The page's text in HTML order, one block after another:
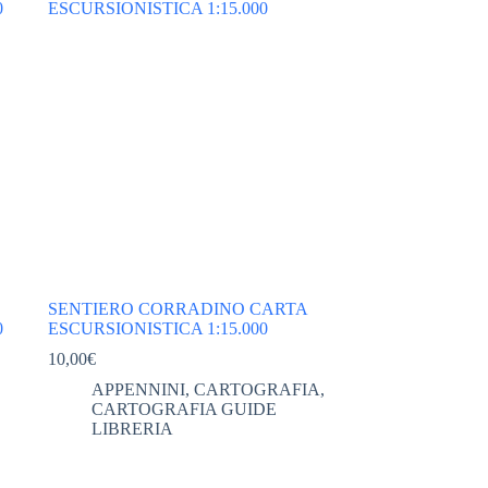
SENTIERO CORRADINO CARTA
ESCURSIONISTICA 1:15.000
10,00€
APPENNINI, CARTOGRAFIA,
CARTOGRAFIA GUIDE
LIBRERIA